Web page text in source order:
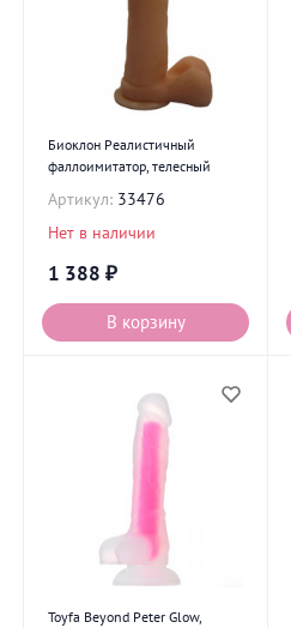
Биоклон Реалистичный
фаллоимитатор, телесный
Артикул: 33476
Нет в наличии
1 388 ₽
В корзину
Toyfa Beyond Peter Glow,